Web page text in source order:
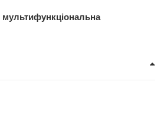
мультифункціональна